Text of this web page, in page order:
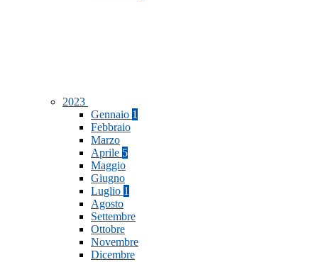
2023
Gennaio 1
Febbraio
Marzo
Aprile 5
Maggio
Giugno
Luglio 1
Agosto
Settembre
Ottobre
Novembre
Dicembre